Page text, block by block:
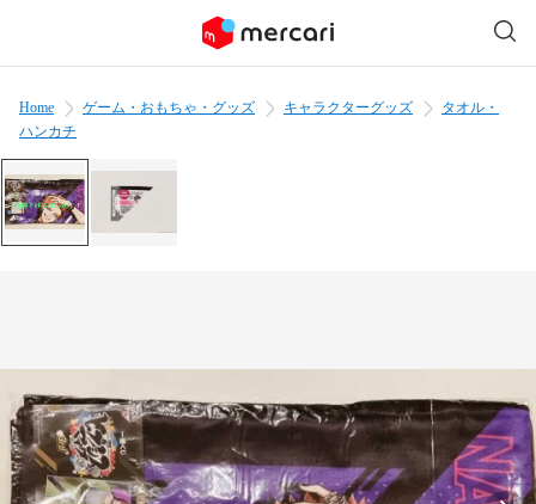
Home ゲーム・おもちゃ・グッズ キャラクターグッズ
タオル・
ハンカチ